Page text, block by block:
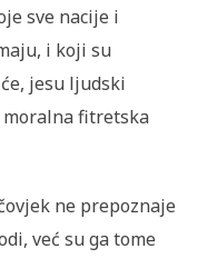
sve nacije i
i koji su
jesu ljudski
fitretska
ne prepoznaje
već su ga tome